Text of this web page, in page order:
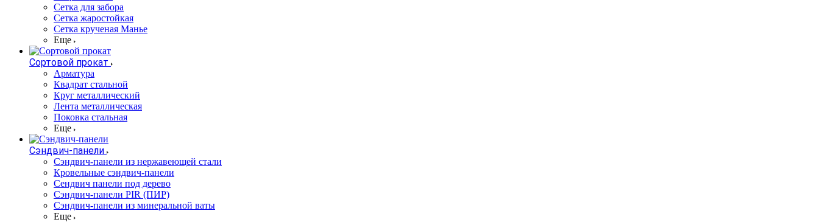
Сетка для забора
Сетка жаростойкая
Сетка крученая Манье
Еще
Сортовой прокат
Арматура
Квадрат стальной
Круг металлический
Лента металлическая
Поковка стальная
Еще
Сэндвич-панели
Cэндвич-панели из нержавеющей стали
Кровельные сэндвич-панели
Сендвич панели под дерево
Сэндвич-панели PIR (ПИР)
Сэндвич-панели из минеральной ваты
Еще